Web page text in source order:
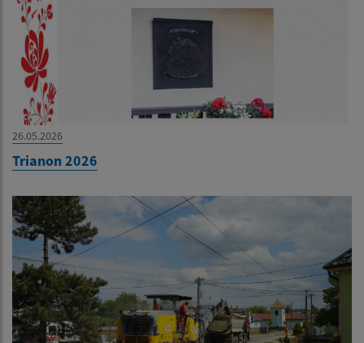
26.05.2026
Trianon 2026